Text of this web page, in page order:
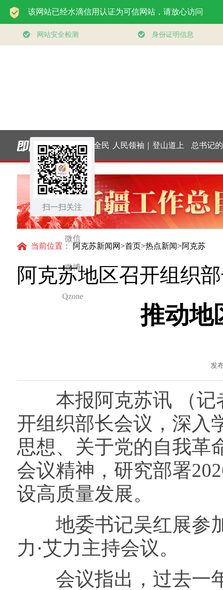
扫一扫关注
微信
微博
Qzone
惠及
动全
学习新语｜乐享全民
健身 共筑健康中国
人民领袖｜登山道上
的办公会
总书记的人
｜“让内需成
发展的主
当前位置： 阿克苏新闻网>首页>热点新闻>阿克苏
阿克苏地区召开组织
推动地
发
本报阿克苏讯 （记
开组织部长会议，深入
思想、关于党的自我革
会议精神，研究部署
设高质量发展。
地委书记吴红展参加
力·艾力主持会议。
会议指出，过去一年